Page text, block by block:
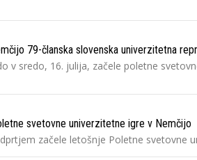
79-članska slovenska univerzitetna
v sredo, 16. julija, začele poletne
svetovne univerzitetne igre v Nemčijo
začele letošnje Poletne